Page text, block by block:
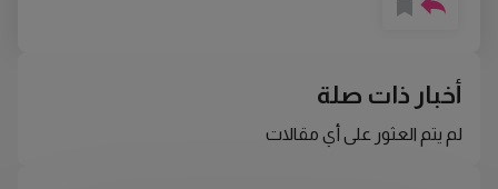
أخبار ذات صلة
لم يتم العثور على أي مقالات